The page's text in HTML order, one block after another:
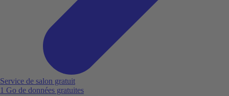
Service de salon gratuit
1 Go de données gratuites